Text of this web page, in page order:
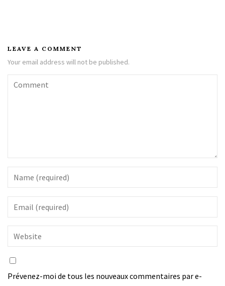
LEAVE A COMMENT
Your email address will not be published.
Prévenez-moi de tous les nouveaux commentaires par e-